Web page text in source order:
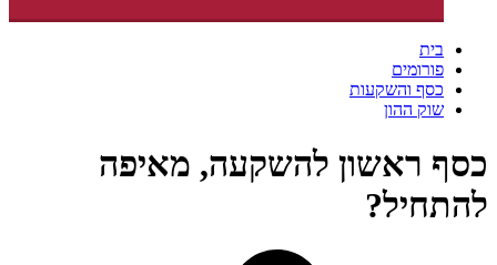
בית
פורומים
כסף והשקעות
שוק ההון
כסף ראשון להשקעה, מאיפה
להתחיל?